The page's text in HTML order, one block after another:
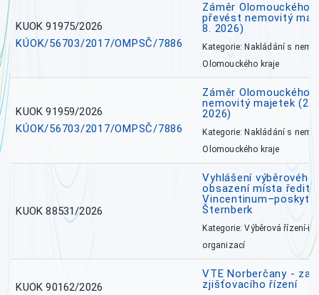
KUOK 91975/2026
KÚOK/56703/2017/OMPSČ/7886
Záměr Olomouckého
převést nemovitý
8. 2026)
Kategorie: Nakládání s
Olomouckého kraje
KUOK 91959/2026
KÚOK/56703/2017/OMPSČ/7886
Záměr Olomouckého
nemovitý majetek
2026)
Kategorie: Nakládání s
Olomouckého kraje
KUOK 88531/2026
Vyhlášení výběrového
obsazení místa
Šternberk
Kategorie: Výběrová řízení-
organizací
KUOK 90162/2026
VTE Norberčany -
zjišťovacího řízení